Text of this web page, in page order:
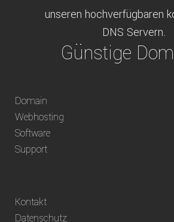
unseren hochverfügbaren
DNS Servern.
Günstige
weltweit verfügbare
Vorkasse oder über ein
Domain
Webhosting
Software
Support
Kontakt
Datenschutz